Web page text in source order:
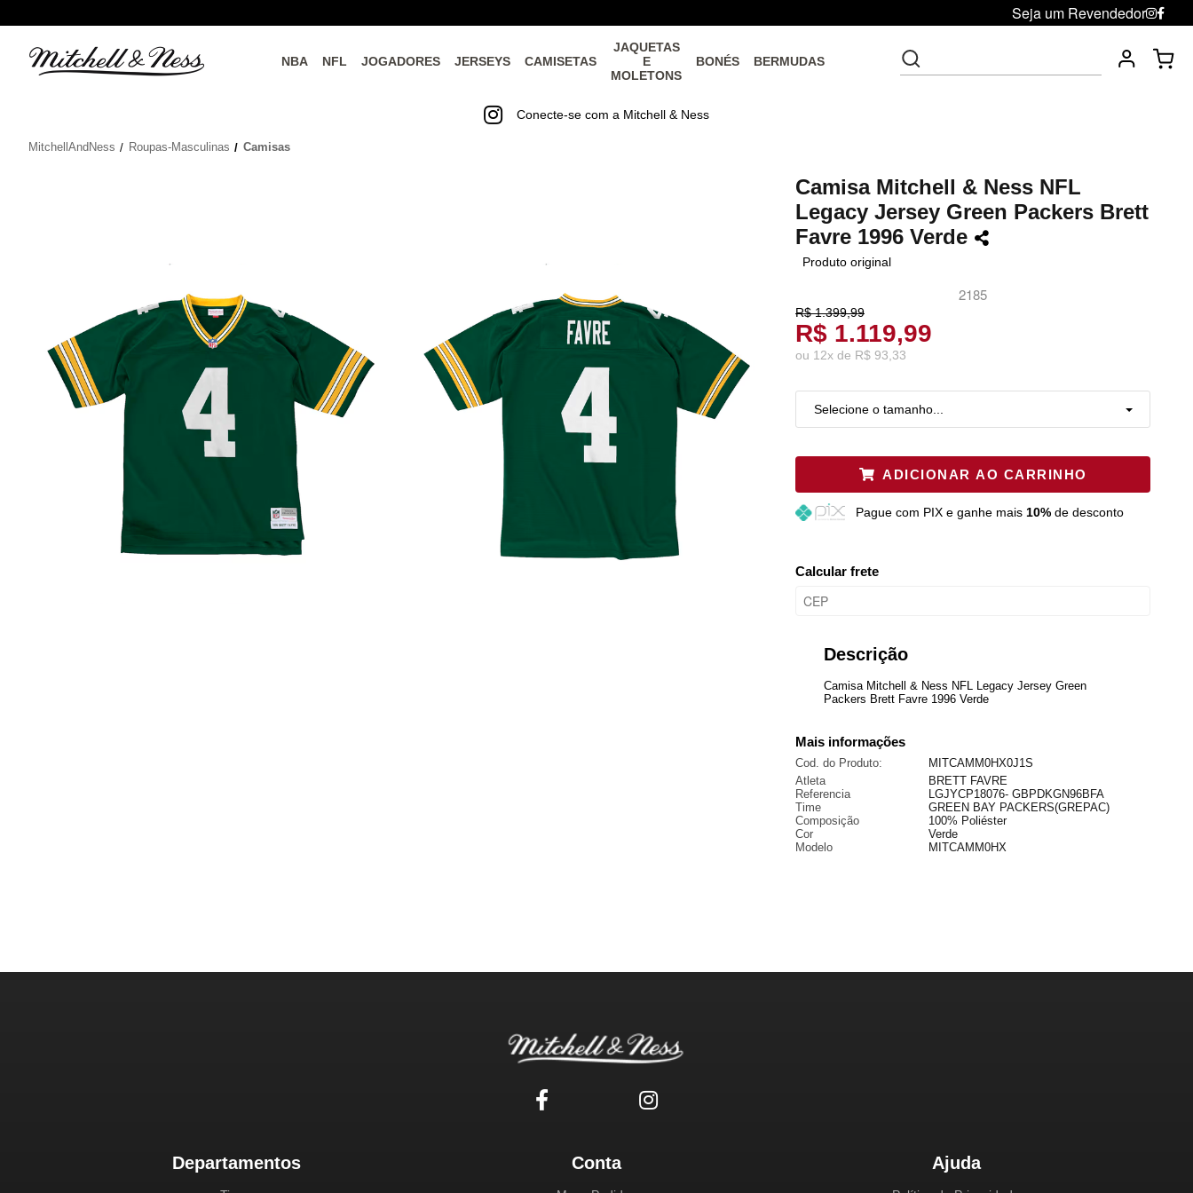
Seja um Revendedor
NBA NFL JOGADORES JERSEYS CAMISETAS
JAQUETAS
E
MOLETONS
BONÉS BERMUDAS
Conecte-se com a Mitchell & Ness
MitchellAndNess Roupas-Masculinas Camisas
Camisa Mitchell & Ness NFL
Legacy Jersey Green Packers Brett
Favre 1996 Verde
Produto original
2185
R$ 1.399,99
R$ 1.119,99
ou 12x de R$ 93,33
Selecione o tamanho...
Restam mais de 6 itens
XL Resta 1 item
ADICIONAR AO CARRINHO
Pague com PIX e ganhe mais 10%de desconto
Calcular frete
Descrição
Camisa Mitchell & Ness NFL Legacy Jersey Green
Packers Brett Favre 1996 Verde
Mais informações
Cod. do Produto:
MITCAMM0HX0J1S
Atleta
BRETT FAVRE
Referencia
LGJYCP18076- GBPDKGN96BFA
Time
GREEN BAY PACKERS(GREPAC)
Composição
100% Poliéster
Cor
Verde
Modelo
MITCAMM0HX
Departamentos Conta Ajuda